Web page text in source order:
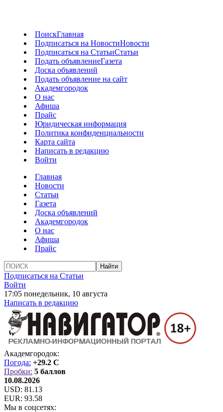
ПоискГлавная
Подписаться на НовостиНовости
Подписаться на СтатьиСтатьи
Подать объявлениеГазета
Доска объявлений
Подать объявление на сайт
Академгородок
О нас
Афиша
Прайс
Юридическая информация
Политика конфиденциальности
Карта сайта
Написать в редакцию
Войти
Главная
Новости
Статьи
Газета
Доска объявлений
Академгородок
О нас
Афиша
Прайс
Подписаться на Статьи
Войти
17:05 понедельник, 10 августа
Написать в редакцию
Академгородок:
Погода: +29.2 C
Пробки: 5 баллов
10.08.2026
USD: 81.13
EUR: 93.58
Мы в соцсетях: